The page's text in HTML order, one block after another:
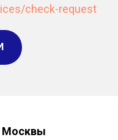
check-request
Москвы